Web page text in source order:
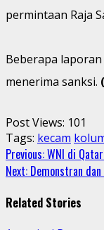
permintaan Raja
Beberapa
menerima sanksi.
Post Views: 101
Tags: kecam
Continue
Reading
Previous:WNI di
Next: Demonstran
Related Stories